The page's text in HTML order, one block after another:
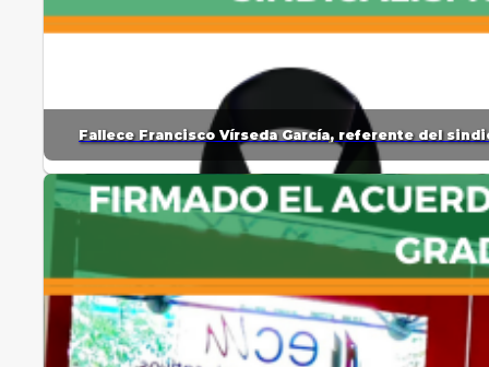
Fallece Francisco Vírseda García, referente del